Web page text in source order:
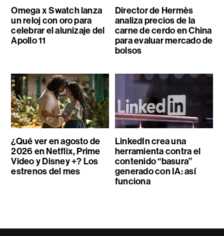
Omega x Swatch lanza
un reloj con oro para
celebrar el alunizaje del
Apollo 11
Director de Hermès
analiza precios de la
carne de cerdo en China
para evaluar mercado de
bolsos
¿Qué ver en agosto de
2026 en Netflix, Prime
Video y Disney +? Los
estrenos del mes
LinkedIn crea una
herramienta contra el
contenido “basura”
generado con IA: así
funciona